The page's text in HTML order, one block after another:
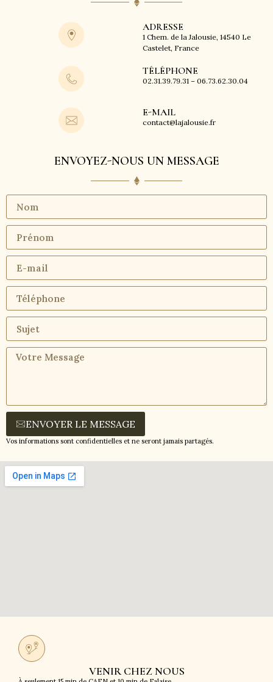
ADRESSE
1 Chem. de la Jalousie, 14540 Le
Castelet, France
TÉLÉPHONE
02.31.39.79.31 – 06.73.62.30.04
E-MAIL
contact@lajalousie.fr
ENVOYEZ-NOUS UN MESSAGE
ENVOYER LE MESSAGE
Vos informations sont confidentielles et ne seront jamais partagés.
VENIR CHEZ NOUS